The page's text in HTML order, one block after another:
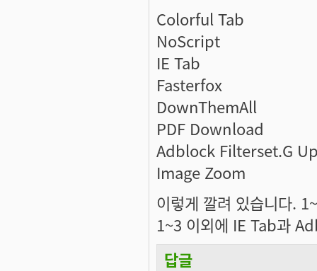
Colorful Tab
NoScript
IE Tab
Fasterfox
DownThemAll
PDF Download
Adblock Filterset.G
Image Zoom
이렇게 깔려 있습니다.
1~3 이외에 IE Tab과
답글